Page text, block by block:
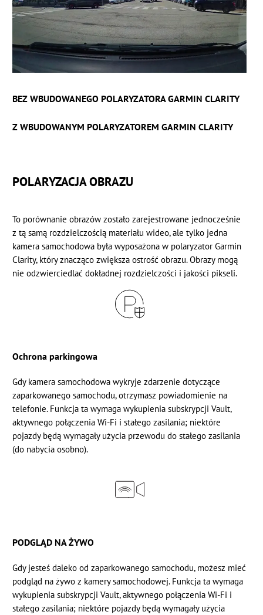
BEZ WBUDOWANEGO POLARYZATORA GARMIN CLARITY
Z WBUDOWANYM POLARYZATOREM GARMIN CLARITY
POLARYZACJA OBRAZU
To porównanie obrazów zostało zarejestrowane jednocześnie
z tą samą rozdzielczością materiału wideo, ale tylko jedna
kamera samochodowa była wyposażona w polaryzator Garmin
Clarity, który znacząco zwiększa ostrość obrazu. Obrazy mogą
nie odzwierciedlać dokładnej rozdzielczości i jakości pikseli.
Ochrona parkingowa
Gdy kamera samochodowa wykryje zdarzenie dotyczące
zaparkowanego samochodu, otrzymasz powiadomienie na
telefonie. Funkcja ta wymaga wykupienia subskrypcji Vault,
aktywnego połączenia Wi-Fi i stałego zasilania; niektóre
pojazdy będą wymagały użycia przewodu do stałego zasilania
(do nabycia osobno).
PODGLĄD NA ŻYWO
Gdy jesteś daleko od zaparkowanego samochodu, możesz mieć
podgląd na żywo z kamery samochodowej. Funkcja ta wymaga
wykupienia subskrypcji Vault, aktywnego połączenia Wi-Fi i
stałego zasilania; niektóre pojazdy będą wymagały użycia